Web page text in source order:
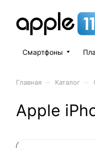
Смартфоны
Главная Каталог
Apple